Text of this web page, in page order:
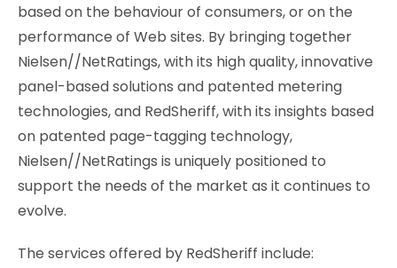
based on the behaviour of consumers, or on the
performance of Web sites. By bringing together
Nielsen//NetRatings, with its high quality, innovative
panel-based solutions and patented metering
technologies, and RedSheriff, with its insights based
on patented page-tagging technology,
Nielsen//NetRatings is uniquely positioned to
support the needs of the market as it continues to
evolve.
The services offered by RedSheriff include: